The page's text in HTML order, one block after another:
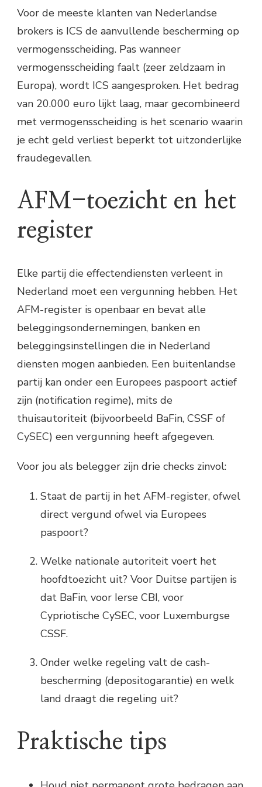
Voor de meeste klanten van Nederlandse
brokers is ICS de aanvullende bescherming op
vermogensscheiding. Pas wanneer
vermogensscheiding faalt (zeer zeldzaam in
Europa), wordt ICS aangesproken. Het bedrag
van 20.000 euro lijkt laag, maar gecombineerd
met vermogensscheiding is het scenario waarin
je echt geld verliest beperkt tot uitzonderlijke
fraudegevallen.
AFM-toezicht en het
register
Elke partij die effectendiensten verleent in
Nederland moet een vergunning hebben. Het
AFM-register is openbaar en bevat alle
beleggingsondernemingen, banken en
beleggingsinstellingen die in Nederland
diensten mogen aanbieden. Een buitenlandse
partij kan onder een Europees paspoort actief
zijn (notification regime), mits de
thuisautoriteit (bijvoorbeeld BaFin, CSSF of
CySEC) een vergunning heeft afgegeven.
Voor jou als belegger zijn drie checks zinvol:
Staat de partij in het AFM-register, ofwel
direct vergund ofwel via Europees
paspoort?
Welke nationale autoriteit voert het
hoofdtoezicht uit? Voor Duitse partijen is
dat BaFin, voor Ierse CBI, voor
Cypriotische CySEC, voor Luxemburgse
CSSF.
Onder welke regeling valt de cash-
bescherming (depositogarantie) en welk
land draagt die regeling uit?
Praktische tips